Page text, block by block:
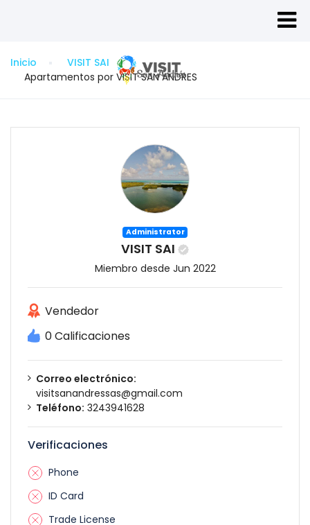
Inicio
VISIT SAI
Apartamentos por VISIT SAN ANDRES
Administrator
VISIT SAI
Miembro desde Jun 2022
Vendedor
0 Calificaciones
Correo electrónico:
visitsanandressas@gmail.com
Teléfono: 3243941628
Verificaciones
Phone
ID Card
Trade License